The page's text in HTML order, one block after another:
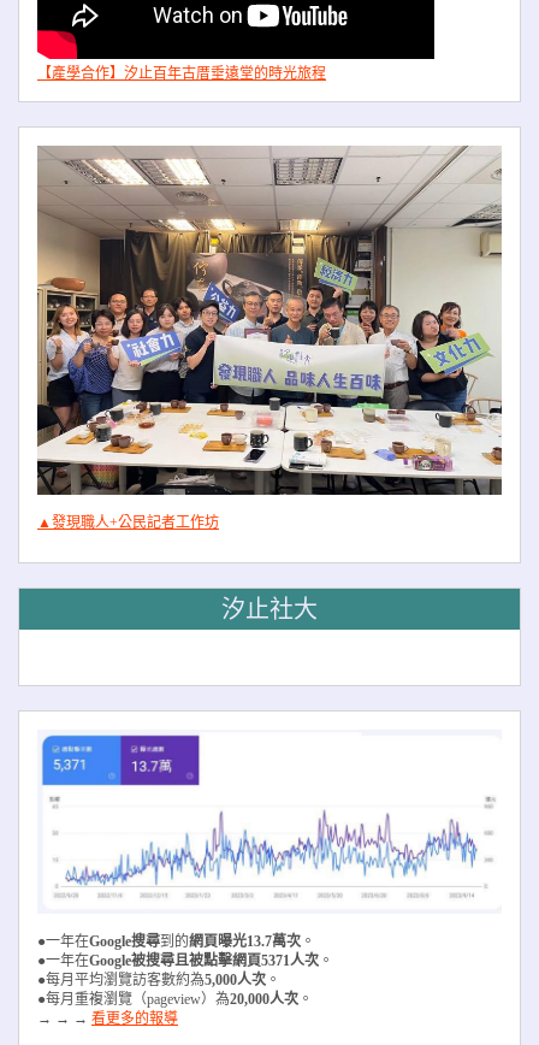
【產學合作】汐止百年古厝垂遠堂的時光旅程
▲發現職人+公民記者工作坊
汐止社大
●一年在Google搜尋到的網頁曝光13.7萬次 。
●一年在Google被搜尋且被點擊網頁5371人次 。
●每月平均瀏覽訪客數約為5,000人次 。
●每月重複瀏覽（pageview）為20,000人次 。
→ → → 看更多的報導